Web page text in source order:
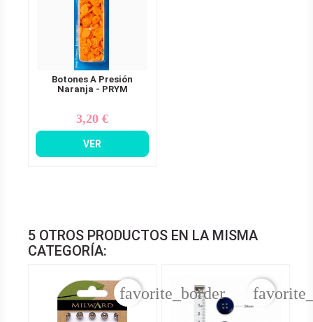
Botones A Presión
Naranja - PRYM
Precio
3,20 €
VER
5 OTROS PRODUCTOS EN LA MISMA
CATEGORÍA:
favorite_border